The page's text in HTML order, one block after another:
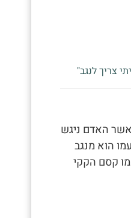
צריך לנגב"
האדם ניגש
הוא מנגב
קסם הקקי